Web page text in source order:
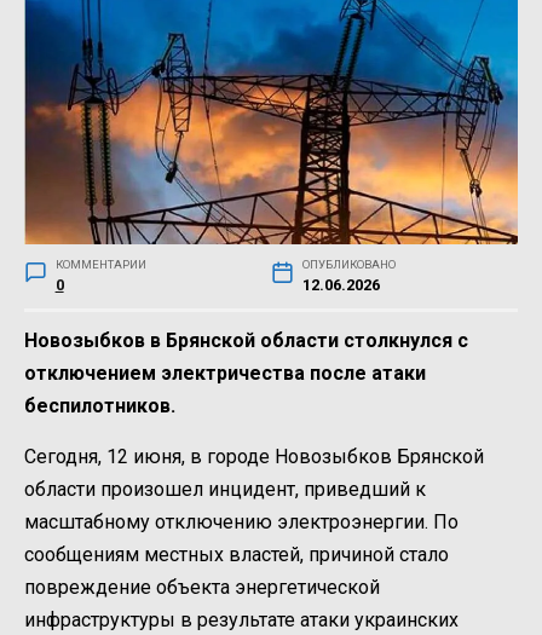
КОММЕНТАРИИ
0
ОПУБЛИКОВАНО
12.06.2026
Новозыбков в Брянской области столкнулся с
отключением электричества после атаки
беспилотников.
Сегодня, 12 июня, в городе Новозыбков Брянской
области произошел инцидент, приведший к
масштабному отключению электроэнергии. По
сообщениям местных властей, причиной стало
повреждение объекта энергетической
инфраструктуры в результате атаки украинских